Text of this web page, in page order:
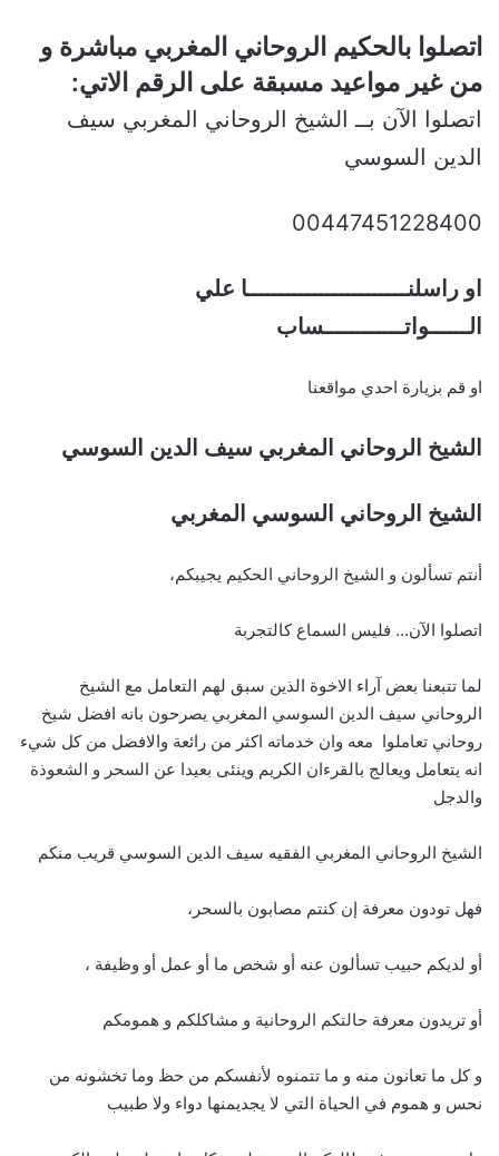
اتصلوا بالحكيم الروحاني المغربي مباشرة و
من غير مواعيد مسبقة على الرقم الاتي:
اتصلوا الآن بــ الشيخ الروحاني المغربي سيف
الدين السوسي
00447451228400
او راسلنــــــــــــــــــــــــا علي
الــــــواتــــــــــــساب
او قم بزيارة احدي مواقعنا
الشيخ الروحاني المغربي سيف الدين السوسي
الشيخ الروحاني السوسي المغربي
أنتم تسألون و الشيخ الروحاني الحكيم يجيبكم،
اتصلوا الآن… فليس السماع كالتجربة
لما تتبعنا بعض آراء الاخوة الذين سبق لهم التعامل مع الشيخ
الروحاني سيف الدين السوسي المغربي يصرحون بانه افضل شيخ
روحاني تعاملوا معه وان خدماته اكثر من رائعة والافضل من كل شيء
انه يتعامل ويعالج بالقرءان الكريم وينئى بعيدا عن السحر و الشعوذة
والدجل
الشيخ الروحاني المغربي الفقيه سيف الدين السوسي قريب منكم
فهل تودون معرفة إن كنتم مصابون بالسحر،
أو لديكم حبيب تسألون عنه أو شخص ما أو عمل أو وظيفة ،
أو تريدون معرفة حالتكم الروحانية و مشاكلكم و همومكم
و كل ما تعانون منه و ما تتمنوه لأنفسكم من حظ وما تخشونه من
نحس و هموم في الحياة التي لا يجديمنها دواء ولا طبيب